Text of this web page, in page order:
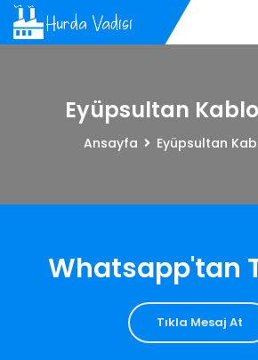
Eyüpsultan
Ansayfa Eyüpsultan
Whatsapp'tan
Tıkla Mesaj At